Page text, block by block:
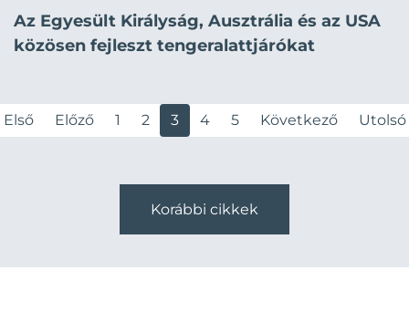
Az Egyesült Királyság, Ausztrália és az USA
közösen fejleszt tengeralattjárókat
Első Előző 1 2 3 4 5 Következő Utolsó
Korábbi cikkek